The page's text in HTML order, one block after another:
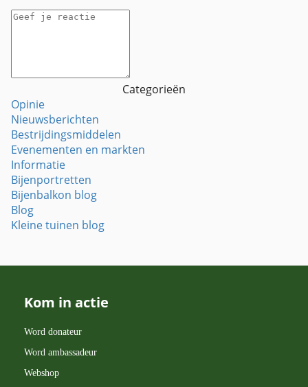
Categorieën
Opinie
Nieuwsberichten
Bestrijdingsmiddelen
Evenementen en markten
Informatie
Bijenportretten
Bijenbalkon blog
Blog
Kleine tuinen blog
Kom in actie
Word donateur
Word ambassadeur
Webshop